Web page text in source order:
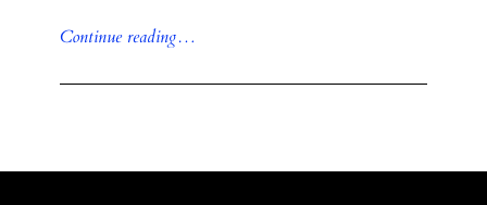
Continue reading…